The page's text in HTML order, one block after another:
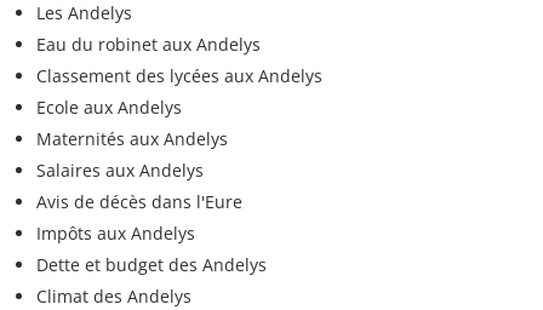
Les Andelys
Eau du robinet aux Andelys
Classement des lycées aux Andelys
Ecole aux Andelys
Maternités aux Andelys
Salaires aux Andelys
Avis de décès dans l'Eure
Impôts aux Andelys
Dette et budget des Andelys
Climat des Andelys